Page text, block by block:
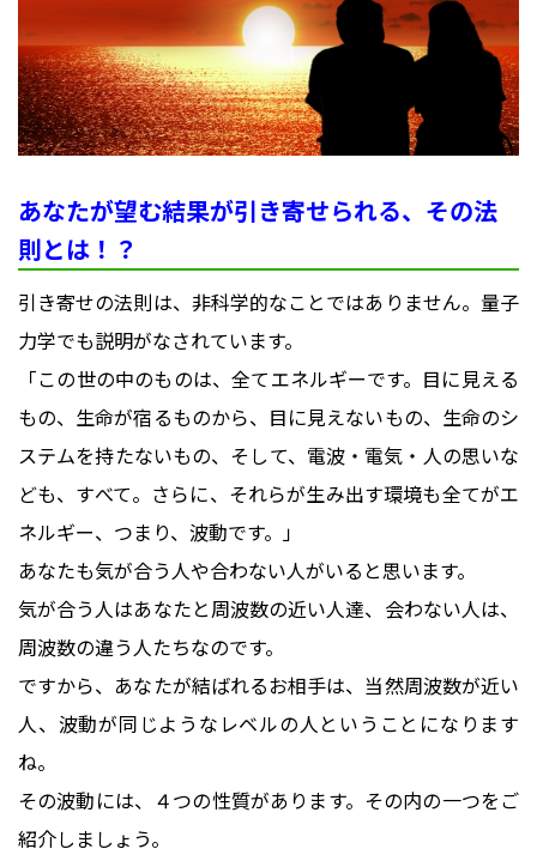
あなたが望む結果が引き寄せられる、その法
則とは！？
引き寄せの法則は、非科学的なことではありません。量子
力学でも説明がなされています。
「この世の中のものは、全てエネルギーです。目に見える
もの、生命が宿るものから、目に見えないもの、生命のシ
ステムを持たないもの、そして、電波・電気・人の思いな
ども、すべて。さらに、それらが生み出す環境も全てがエ
ネルギー、つまり、波動です。」
あなたも気が合う人や合わない人がいると思います。
気が合う人はあなたと周波数の近い人達、会わない人は、
周波数の違う人たちなのです。
ですから、あなたが結ばれるお相手は、当然周波数が近い
人、波動が同じようなレベルの人ということになります
ね。
その波動には、４つの性質があります。その内の一つをご
紹介しましょう。